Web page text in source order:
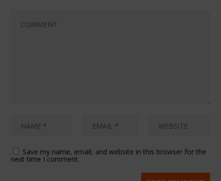
Save my name, email, and website in this browser for the
next time I comment.